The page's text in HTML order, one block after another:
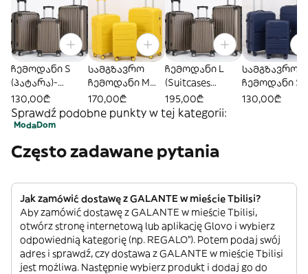
ჩემოდანი S
(პატარა)-
ყავისფერი
130,00₾
სამგზავრო
ჩემოდანი M
ყვითელი
170,00₾
ჩემოდანი L
(Suitcases
/Large)
-ყავისფერი
195,00₾
სამგზავრო
ჩემოდანი S
ლურჯი
130,00₾
Sprawdź podobne punkty w tej kategorii:
ModaDom
Często zadawane pytania
Jak zamówić dostawę z GALANTE w mieście Tbilisi?
Aby zamówić dostawę z GALANTE w mieście Tbilisi,
otwórz stronę internetową lub aplikację Glovo i wybierz
odpowiednią kategorię (np. REGALO”). Potem podaj swój
adres i sprawdź, czy dostawa z GALANTE w mieście Tbilisi
jest możliwa. Następnie wybierz produkt i dodaj go do